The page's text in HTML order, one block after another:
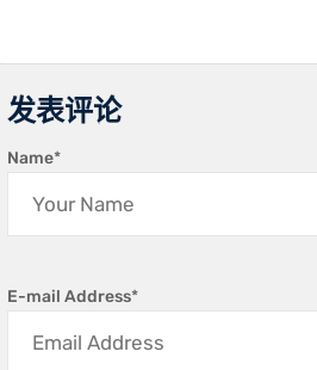
发表评论
Name*
E-mail Address*